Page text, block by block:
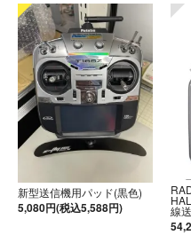
新型送信機用パッド(黒色)
5,080円(税込5,588円) 線